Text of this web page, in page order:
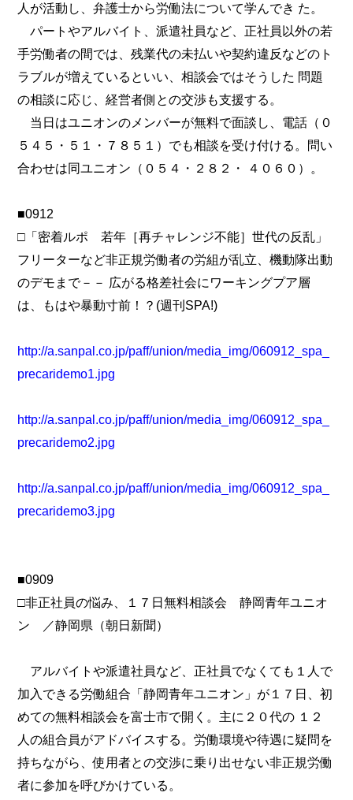
人が活動し、弁護士から労働法について学んでき た。
パートやアルバイト、派遣社員など、正社員以外の若
手労働者の間では、残業代の未払いや契約違反などのト
ラブルが増えているといい、相談会ではそうした 問題
の相談に応じ、経営者側との交渉も支援する。
当日はユニオンのメンバーが無料で面談し、電話（０
５４５・５１・７８５１）でも相談を受け付ける。問い
合わせは同ユニオン（０５４・２８２・ ４０６０）。
■0912
□「密着ルポ 若年［再チャレンジ不能］世代の反乱」
フリーターなど非正規労働者の労組が乱立、機動隊出動
のデモまで－－ 広がる格差社会にワーキングプア層
は、もはや暴動寸前！？(週刊SPA!)
http://a.sanpal.co.jp/paff/union/media_img/060912_spa_
precaridemo1.jpg
http://a.sanpal.co.jp/paff/union/media_img/060912_spa_
precaridemo2.jpg
http://a.sanpal.co.jp/paff/union/media_img/060912_spa_
precaridemo3.jpg
■0909
□非正社員の悩み、１７日無料相談会 静岡青年ユニオ
ン ／静岡県（朝日新聞）
アルバイトや派遣社員など、正社員でなくても１人で
加入できる労働組合「静岡青年ユニオン」が１７日、初
めての無料相談会を富士市で開く。主に２０代の １２
人の組合員がアドバイスする。労働環境や待遇に疑問を
持ちながら、使用者との交渉に乗り出せない非正規労働
者に参加を呼びかけている。